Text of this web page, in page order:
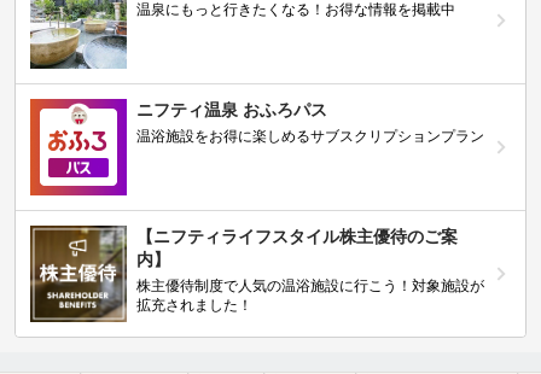
温泉にもっと行きたくなる！お得な情報を掲載中
ニフティ温泉 おふろパス
温浴施設をお得に楽しめるサブスクリプションプラン
【ニフティライフスタイル株主優待のご案
内】
株主優待制度で人気の温浴施設に行こう！対象施設が
拡充されました！